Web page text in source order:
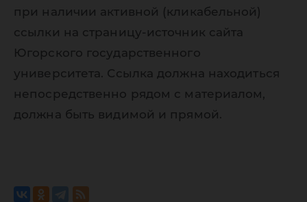
при наличии активной (кликабельной)
ссылки на страницу-источник сайта
Югорского государственного
университета. Ссылка должна находиться
непосредственно рядом с материалом,
должна быть видимой и прямой.